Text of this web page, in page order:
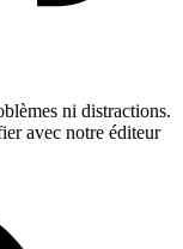
ni distractions.
avec notre éditeur